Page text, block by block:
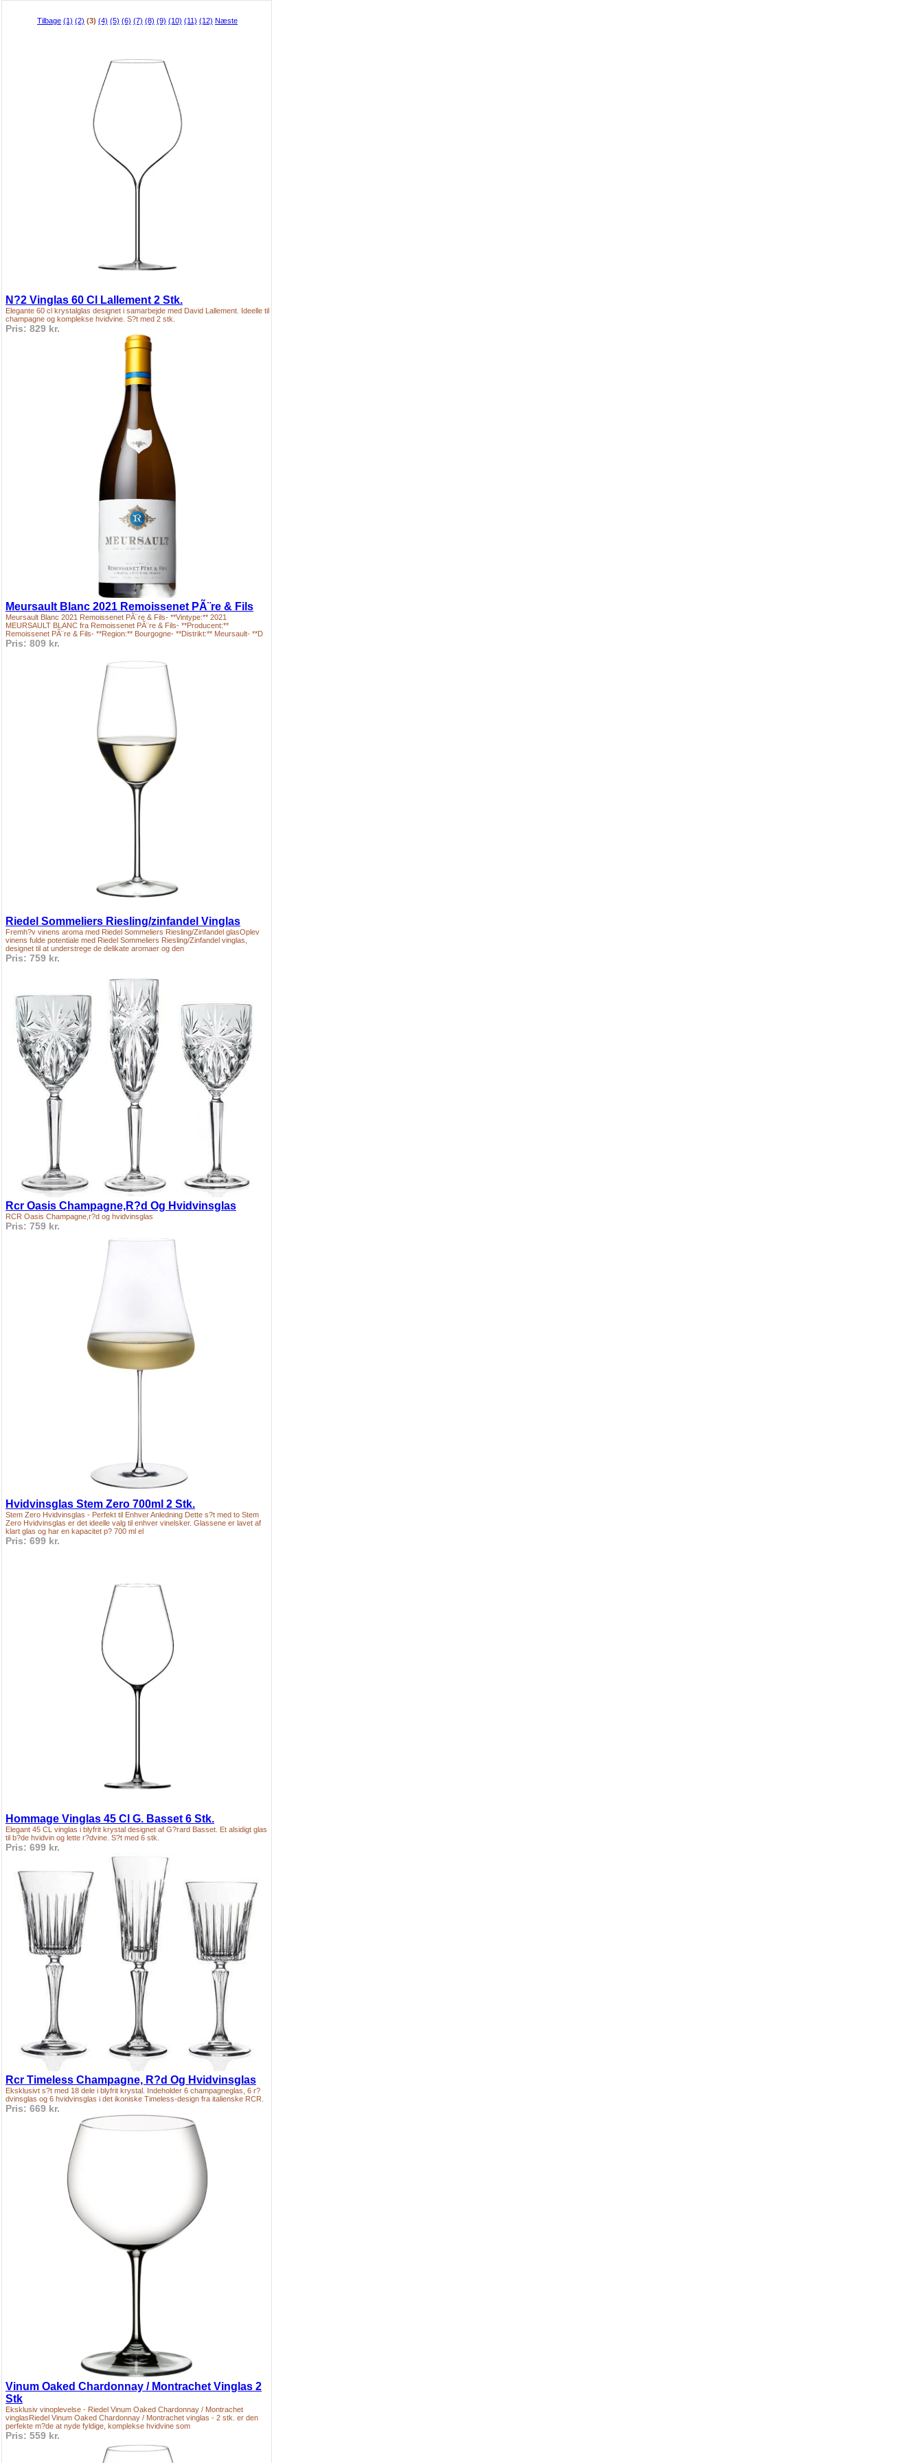
Tilbage (1) (2) (3) (4) (5) (6) (7) (8) (9) (10) (11) (12) Næste
N?2 Vinglas 60 Cl Lallement 2 Stk.
Elegante 60 cl krystalglas designet i samarbejde med David Lallement. Ideelle til
champagne og komplekse hvidvine. S?t med 2 stk.
Pris: 829 kr.
Meursault Blanc 2021 Remoissenet PÃ¨re & Fils
Meursault Blanc 2021 Remoissenet PÃ¨re & Fils- **Vintype:** 2021
MEURSAULT BLANC fra Remoissenet PÃ¨re & Fils- **Producent:**
Remoissenet PÃ¨re & Fils- **Region:** Bourgogne- **Distrikt:** Meursault- **D
Pris: 809 kr.
Riedel Sommeliers Riesling/zinfandel Vinglas
Fremh?v vinens aroma med Riedel Sommeliers Riesling/Zinfandel glasOplev
vinens fulde potentiale med Riedel Sommeliers Riesling/Zinfandel vinglas,
designet til at understrege de delikate aromaer og den
Pris: 759 kr.
Rcr Oasis Champagne,R?d Og Hvidvinsglas
RCR Oasis Champagne,r?d og hvidvinsglas
Pris: 759 kr.
Hvidvinsglas Stem Zero 700ml 2 Stk.
Stem Zero Hvidvinsglas - Perfekt til Enhver Anledning Dette s?t med to Stem
Zero Hvidvinsglas er det ideelle valg til enhver vinelsker. Glassene er lavet af
klart glas og har en kapacitet p? 700 ml el
Pris: 699 kr.
Hommage Vinglas 45 Cl G. Basset 6 Stk.
Elegant 45 CL vinglas i blyfrit krystal designet af G?rard Basset. Et alsidigt glas
til b?de hvidvin og lette r?dvine. S?t med 6 stk.
Pris: 699 kr.
Rcr Timeless Champagne, R?d Og Hvidvinsglas
Eksklusivt s?t med 18 dele i blyfrit krystal. Indeholder 6 champagneglas, 6 r?
dvinsglas og 6 hvidvinsglas i det ikoniske Timeless-design fra italienske RCR.
Pris: 669 kr.
Vinum Oaked Chardonnay / Montrachet Vinglas 2
Stk
Eksklusiv vinoplevelse - Riedel Vinum Oaked Chardonnay / Montrachet
vinglasRiedel Vinum Oaked Chardonnay / Montrachet vinglas - 2 stk. er den
perfekte m?de at nyde fyldige, komplekse hvidvine som
Pris: 559 kr.